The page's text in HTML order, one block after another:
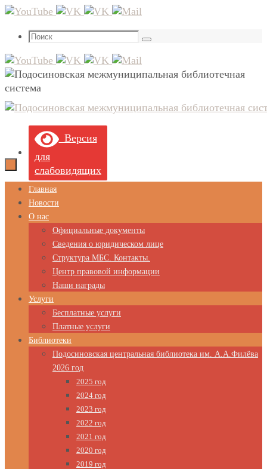
Перейти
содержимому
Что
Поиск
Версия
для
слабовидящих
Перейти
содержимому
Главная
Новости
О нас
Официальные документы
Сведения о юридическом лице
Структура МБС. Контакты.
Центр правовой информации
Наши награды
Услуги
Бесплатные услуги
Платные услуги
Библиотеки
Подосиновская центральная библиотека им. А.А.Филёва
2026 год
2025 год
2024 год
2023 год
2022 год
2021 год
2020 год
2019 год